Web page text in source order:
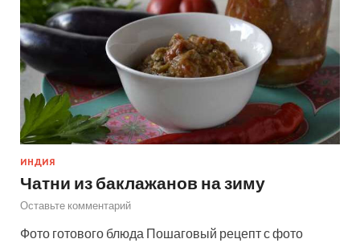
ИНДИЯ
Чатни из баклажанов на зиму
Оставьте комментарий
Фото готового блюда Пошаговый рецепт с фото